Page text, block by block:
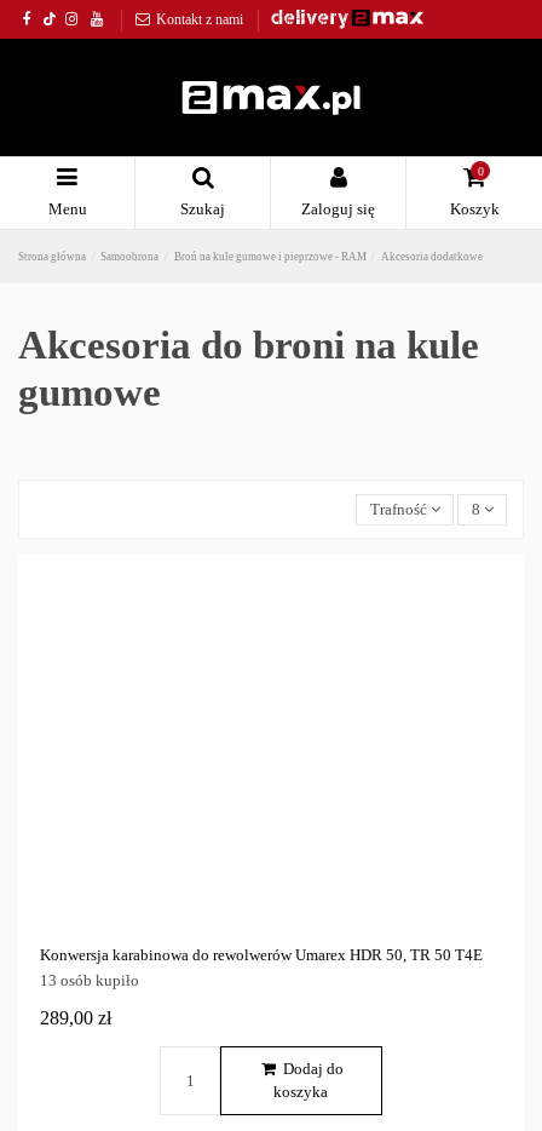
Kontakt z nami
Menu Szukaj Zaloguj się
0
Koszyk
Strona główna Samoobrona Broń na kule gumowe i pieprzowe - RAM Akcesoria dodatkowe
Akcesoria do broni na kule
gumowe
Trafność 8
Konwersja karabinowa do rewolwerów Umarex HDR 50, TR 50 T4E
13 osób kupiło
289,00 zł
Dodaj do
koszyka